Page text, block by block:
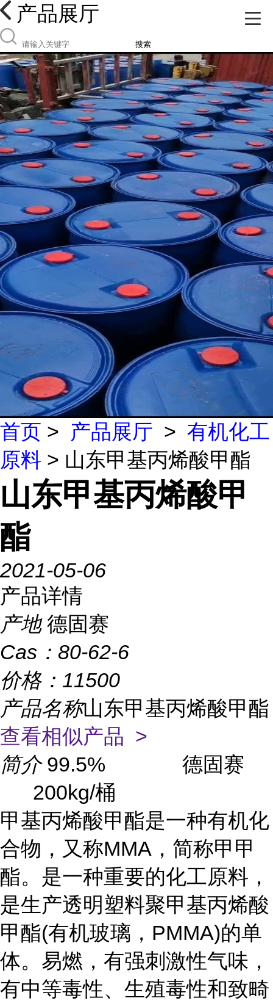
产品展厅
搜索
首页 > 产品展厅 > 有机化工
原料 > 山东甲基丙烯酸甲酯
山东甲基丙烯酸甲
酯
2021-05-06
产品详情
产地 德固赛
Cas： 80-62-6
价格： 11500
产品名称山东甲基丙烯酸甲酯
查看相似产品 >
简介 99.5% 德固赛
200kg/桶
甲基丙烯酸甲酯是一种有机化
合物，又称MMA，简称甲甲
酯。是一种重要的化工原料，
是生产透明塑料聚甲基丙烯酸
甲酯(有机玻璃，PMMA)的单
体。易燃，有强刺激性气味，
有中等毒性、生殖毒性和致畸